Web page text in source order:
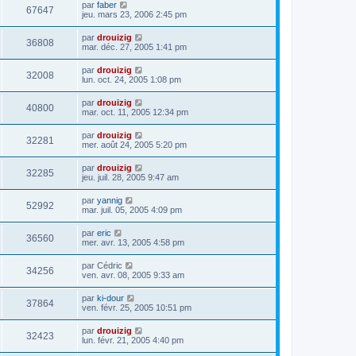
67647 par faber
jeu. mars 23, 2006 2:45 pm
36808 par drouizig
mar. déc. 27, 2005 1:41 pm
32008 par drouizig
lun. oct. 24, 2005 1:08 pm
40800 par drouizig
mar. oct. 11, 2005 12:34 pm
32281 par drouizig
mer. août 24, 2005 5:20 pm
32285 par drouizig
jeu. juil. 28, 2005 9:47 am
52992 par yannig
mar. juil. 05, 2005 4:09 pm
36560 par eric
mer. avr. 13, 2005 4:58 pm
34256 par Cédric
ven. avr. 08, 2005 9:33 am
37864 par ki-dour
ven. févr. 25, 2005 10:51 pm
32423 par drouizig
lun. févr. 21, 2005 4:40 pm